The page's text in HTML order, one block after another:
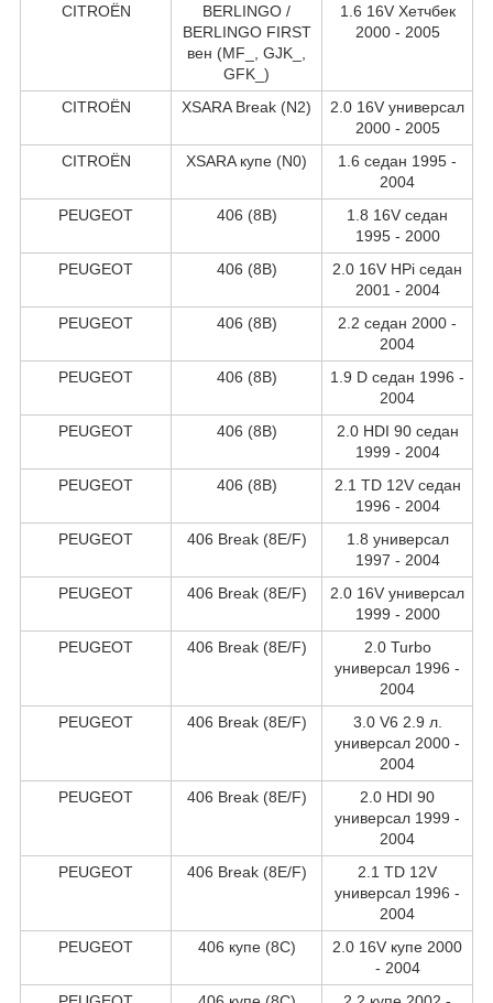
CITROËN
BERLINGO /
BERLINGO FIRST
вен (MF_, GJK_,
GFK_)
1.6 16V Хетчбек
2000 - 2005
CITROËN XSARA Break (N2)
2.0 16V универсал
2000 - 2005
CITROËN
XSARA купе (N0)
1.6 седан 1995 -
2004
PEUGEOT
406 (8B)
1.8 16V седан
1995 - 2000
PEUGEOT
406 (8B)
2.0 16V HPi седан
2001 - 2004
PEUGEOT
406 (8B)
2.2 седан 2000 -
2004
PEUGEOT
406 (8B)
1.9 D седан 1996 -
2004
PEUGEOT
406 (8B)
2.0 HDI 90 седан
1999 - 2004
PEUGEOT
406 (8B)
2.1 TD 12V седан
1996 - 2004
PEUGEOT
406 Break (8E/F)
1.8 универсал
1997 - 2004
PEUGEOT
406 Break (8E/F)
2.0 16V универсал
1999 - 2000
PEUGEOT
406 Break (8E/F)
2.0 Turbo
универсал 1996 -
2004
PEUGEOT
406 Break (8E/F)
3.0 V6 2.9 л.
универсал 2000 -
2004
PEUGEOT
406 Break (8E/F)
2.0 HDI 90
универсал 1999 -
2004
PEUGEOT
406 Break (8E/F)
2.1 TD 12V
универсал 1996 -
2004
PEUGEOT
406 купе (8C)
2.0 16V купе 2000
- 2004